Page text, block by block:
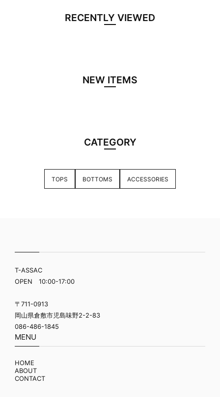
RECENTLY VIEWED
NEW ITEMS
CATEGORY
TOPS BOTTOMS ACCESSORIES
T-ASSAC
OPEN 10:00-17:00
〒711-0913
岡山県倉敷市児島味野2-2-83
086-486-1845
MENU
HOME
ABOUT
CONTACT